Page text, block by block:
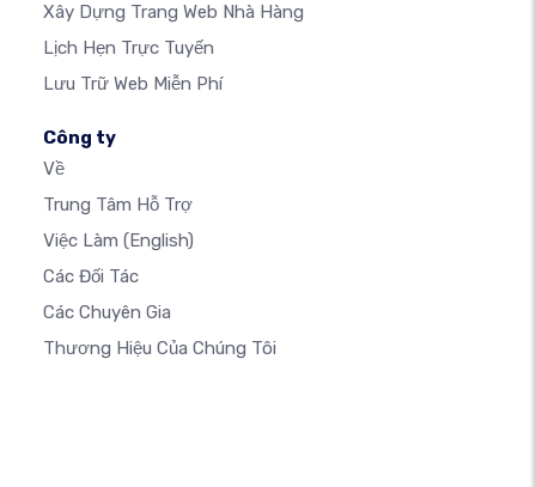
Xây Dựng Trang Web Nhà Hàng
Lịch Hẹn Trực Tuyến
Lưu Trữ Web Miễn Phí
Công ty
Về
Trung Tâm Hỗ Trợ
Việc Làm (English)
Các Đối Tác
Các Chuyên Gia
Thương Hiệu Của Chúng Tôi